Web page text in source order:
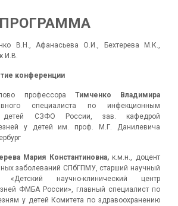
ПРОГРАММА
В.Н., Афанасьева О.И., Бехтерева М.К.,
И.В.
конференции
профессора Тимченко Владимира
специалиста по инфекционным
детей СЗФО России, зав. кафедрой
у детей им. проф. М.Г. Данилевича
Мария Константиновна, к.м.н., доцент
заболеваний СПбГПМУ, старший научный
научно-клинический центр
ФМБА России», главный специалист по
у детей Комитета по здравоохранению